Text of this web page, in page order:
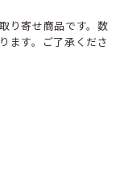
り寄せ商品です。数
ます。ご了承くださ